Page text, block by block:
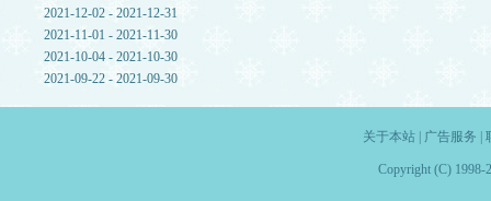
2021-12-02 - 2021-12-31
2021-11-01 - 2021-11-30
2021-10-04 - 2021-10-30
2021-09-22 - 2021-09-30
关于本站| 广告服务
Copyright (C) 1998-